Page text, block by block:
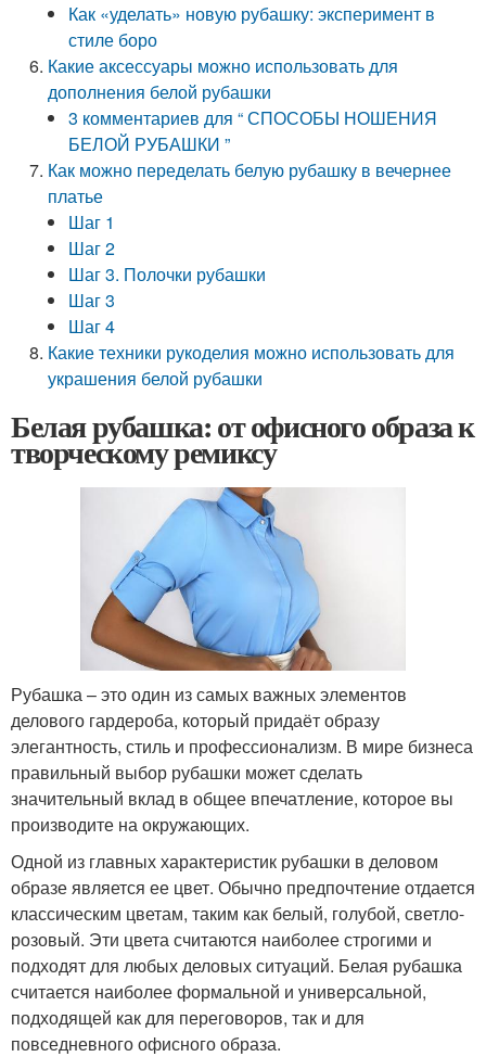
Как «уделать» новую рубашку: эксперимент в
стиле боро
Какие аксессуары можно использовать для
дополнения белой рубашки
3 комментариев для “ СПОСОБЫ НОШЕНИЯ
БЕЛОЙ РУБАШКИ ”
Как можно переделать белую рубашку в вечернее
платье
Шаг 1
Шаг 2
Шаг 3. Полочки рубашки
Шаг 3
Шаг 4
Какие техники рукоделия можно использовать для
украшения белой рубашки
Белая рубашка: от офисного образа к
творческому ремиксу
Рубашка – это один из самых важных элементов
делового гардероба, который придаёт образу
элегантность, стиль и профессионализм. В мире бизнеса
правильный выбор рубашки может сделать
значительный вклад в общее впечатление, которое вы
производите на окружающих.
Одной из главных характеристик рубашки в деловом
образе является ее цвет. Обычно предпочтение отдается
классическим цветам, таким как белый, голубой, светло-
розовый. Эти цвета считаются наиболее строгими и
подходят для любых деловых ситуаций. Белая рубашка
считается наиболее формальной и универсальной,
подходящей как для переговоров, так и для
повседневного офисного образа.